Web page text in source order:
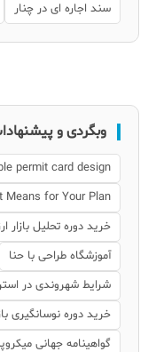
سند اجاره ای در چنار
وبگردی و
permit card design
Means for Your Plan
خرید دوره تحلیل بازار
آموزشگاه طراحی با حنا
شرایط شهروندی در
خرید دوره نوسانگیری
گواهینامه جهانی